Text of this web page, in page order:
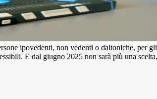
ipovedenti, non vedenti o daltoniche, per gli
E dal giugno 2025 non sarà più una scelta,